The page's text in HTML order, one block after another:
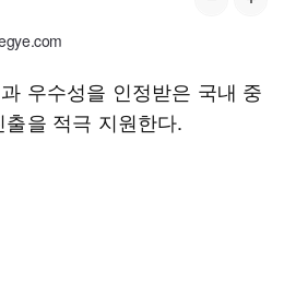
우수성을 인정받은 국내 중
출을 적극 지원한다.